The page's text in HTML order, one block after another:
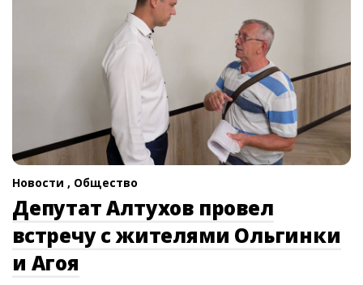
Новости , Общество
Депутат Алтухов провел
встречу с жителями Ольгинки
и Агоя